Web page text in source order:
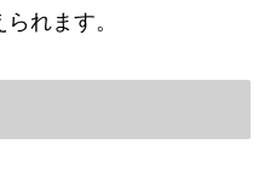
れます。